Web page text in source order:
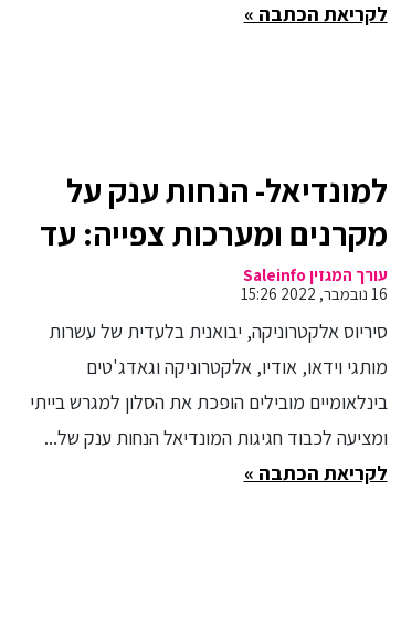
לקריאת הכתבה »
למונדיאל- הנחות ענק על
מקרנים ומערכות צפייה: עד
85% הנחה
עורך המגזין Saleinfo
16 נובמבר, 2022 15:26
סיריוס אלקטרוניקה, יבואנית בלעדית של עשרות
מותגי וידאו, אודיו, אלקטרוניקה וגאדג'טים
בינלאומיים מובילים הופכת את הסלון למגרש בייתי
ומציעה לכבוד חגיגות המונדיאל הנחות ענק של...
לקריאת הכתבה »